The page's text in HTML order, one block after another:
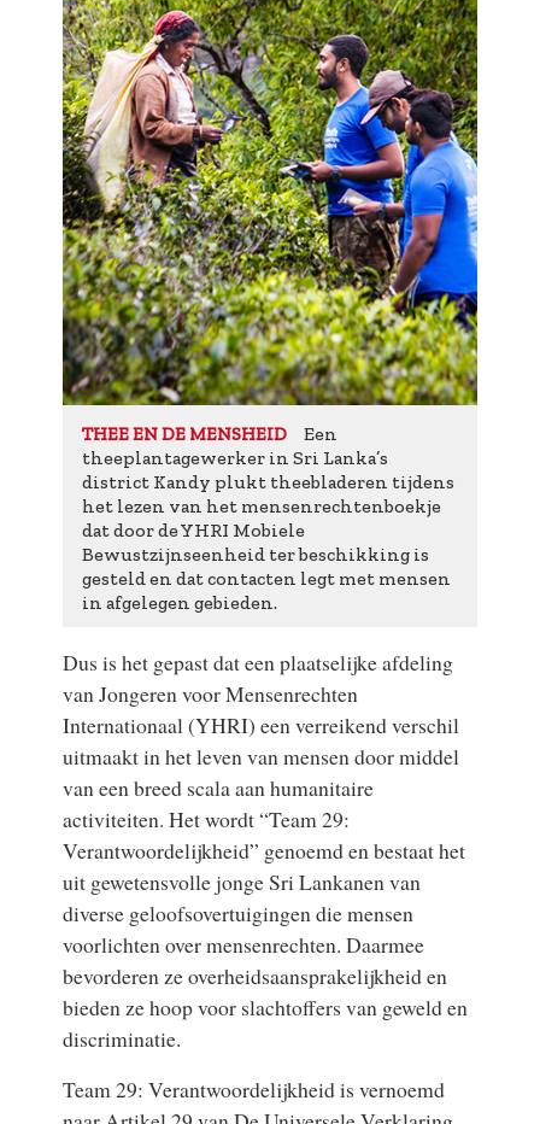
THEE EN DE MENSHEID
Een
theeplantagewerker in Sri Lanka’s
district Kandy plukt theebladeren tijdens
het lezen van het mensenrechtenboekje
dat door de YHRI Mobiele
Bewustzijnseenheid ter beschikking is
gesteld en dat contacten legt met mensen
in afgelegen gebieden.
Dus is het gepast dat een plaatselijke afdeling
van Jongeren voor Mensenrechten
Internationaal (YHRI) een verreikend verschil
uitmaakt in het leven van mensen door middel
van een breed scala aan humanitaire
activiteiten. Het wordt “Team 29:
Verantwoordelijkheid” genoemd en bestaat het
uit gewetensvolle jonge Sri Lankanen van
diverse geloofsovertuigingen die mensen
voorlichten over mensenrechten. Daarmee
bevorderen ze overheidsaansprakelijkheid en
bieden ze hoop voor slachtoffers van geweld en
discriminatie.
Team 29: Verantwoordelijkheid is vernoemd